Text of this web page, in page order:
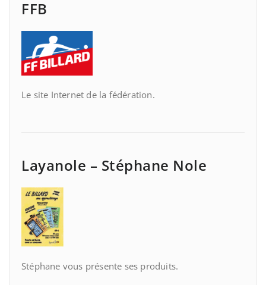
FFB
Le site Internet de la fédération.
Layanole – Stéphane Nole
Stéphane vous présente ses produits.